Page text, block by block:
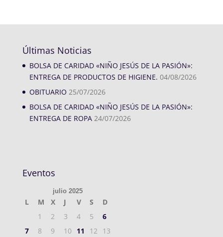
Últimas Noticias
BOLSA DE CARIDAD «NIÑO JESÚS DE LA PASIÓN»:
ENTREGA DE PRODUCTOS DE HIGIENE. 04/08/2026
OBITUARIO 25/07/2026
BOLSA DE CARIDAD «NIÑO JESÚS DE LA PASIÓN»:
ENTREGA DE ROPA 24/07/2026
Eventos
julio 2025
L M X J V S
D
1
2 3 4 5
6
7
8 9 10 11 12
13